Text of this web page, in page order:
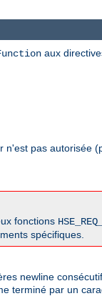
aux
pas autorisée
fonctions
spécifiques.
newline
terminé par un